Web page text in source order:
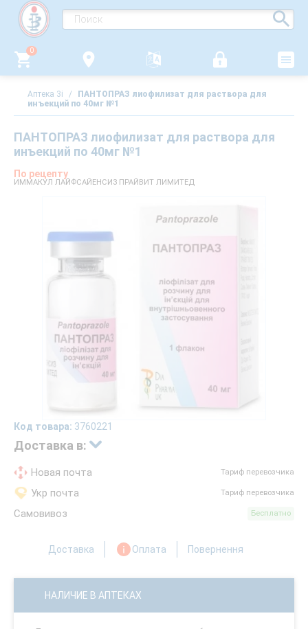
0
Аптека 3i /
ПАНТОПРАЗ лиофилизат для раствора для
инъекций по 40мг №1
ПАНТОПРАЗ лиофилизат для раствора для
инъекций по 40мг №1
По рецепту
ИММАКУЛ ЛАЙФСАЙЕНСИЗ ПРАЙВИТ ЛИМИТЕД
Код товара: 3760221
Доставка в:
Новая почта Тариф перевозчика
Укр почта Тариф перевозчика
Самовивоз Бесплатно
Доставка Оплата Повернення
НАЛИЧИЕ В АПТЕКАХ